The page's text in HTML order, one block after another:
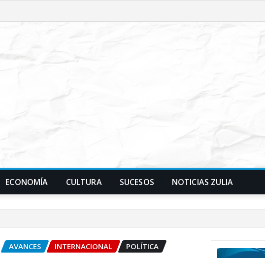
ECONOMÍA CULTURA SUCESOS NOTICIAS ZULIA
AVANCES INTERNACIONAL POLÍTICA